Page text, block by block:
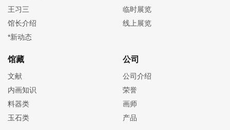
王习三
馆长介绍
*新动态
临时展览
线上展览
馆藏
文献
内画知识
料器类
玉石类
公司
公司介绍
荣誉
画师
产品